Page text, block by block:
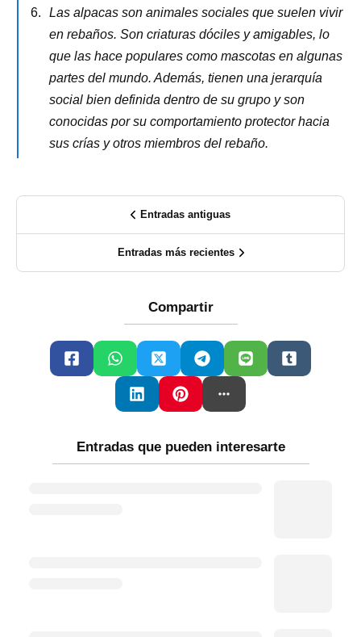
Las alpacas son animales sociales que suelen vivir
en rebaños. Son criaturas dóciles y amigables, lo
que las hace populares como mascotas en algunas
partes del mundo. Además, tienen una jerarquía
social bien definida dentro de su grupo y son
conocidas por su comportamiento protector hacia
sus crías y otros miembros del rebaño.
Entradas antiguas
Entradas más recientes
Compartir
Entradas que pueden interesarte